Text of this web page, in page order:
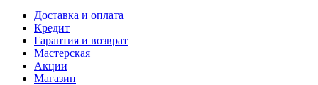
Доставка и оплата
Кредит
Гарантия и возврат
Мастерская
Акции
Магазин